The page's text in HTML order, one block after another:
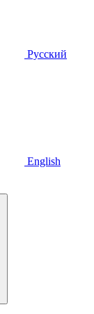
Русский
English